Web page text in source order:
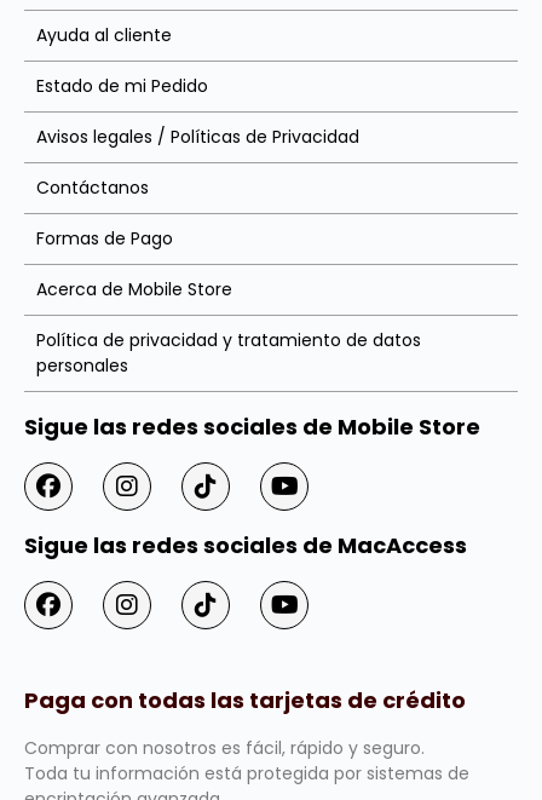
Ayuda al cliente
Estado de mi Pedido
Avisos legales / Políticas de Privacidad
Contáctanos
Formas de Pago
Acerca de Mobile Store
Política de privacidad y tratamiento de datos
personales
Sigue las redes sociales de Mobile Store
Sigue las redes sociales de MacAccess
Paga con todas las tarjetas de crédito
Comprar con nosotros es fácil, rápido y seguro.
Toda tu información está protegida por sistemas de